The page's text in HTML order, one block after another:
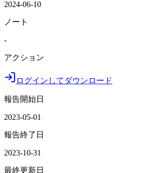
2024-06-10
ノート
-
アクション
ログインしてダウンロード
報告開始日
2023-05-01
報告終了日
2023-10-31
最終更新日